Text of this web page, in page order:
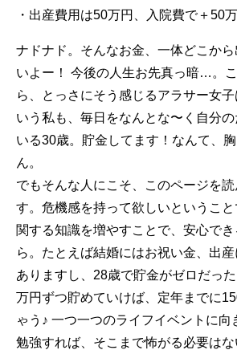
・出産費用は50万円、入院費で＋50
ナドナド。そんなお金、一体どこか
いよー！ 今後の人生お先真っ暗…。
ら、とっさにそう感じるアラサー女子
いう私も、毎日をなんとな〜く自分
いる30歳。貯金してます！なんて、
ん。
でもそんな人にこそ、このページを
す。危機感を持って欲しいというこ
関する知識を増やすことで、安心で
ら。たとえば結婚にはお祝い金、出
ありますし、28歳で貯金がゼロだっ
万円ずつ貯めていけば、定年までに
ゃう♪ 一つ一つのライフイベントに向
勉強すれば、そこまで怖がる必要はな